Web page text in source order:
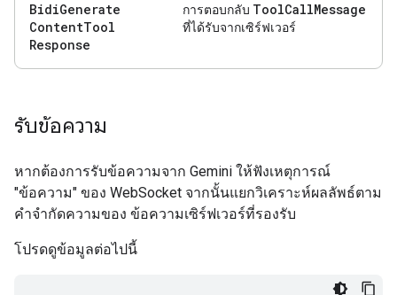
BidiGenerate
ContentTool
Response
การตอบกลับ ToolCallMessage
ที่ได้รับจากเซิร์ฟเวอร์
รับข้อความ
หากต้องการรับข้อความจาก Gemini ให้ฟังเหตุการณ์
"ข้อความ" ของ WebSocket จากนั้นแยกวิเคราะห์ผลลัพธ์ตาม
คำจำกัดความของ ข้อความเซิร์ฟเวอร์ที่รองรับ
โปรดดูข้อมูลต่อไปนี้